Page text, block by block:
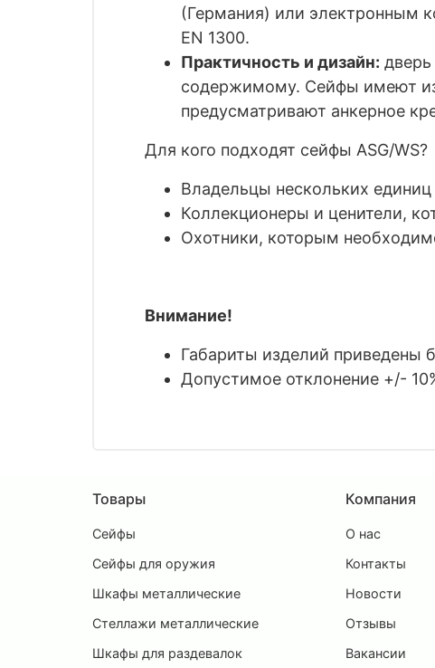
(Германия) или электронным
EN 1300.
Практичность и дизайн:
содержимому. Сейфы имеют
предусматривают анкерное
Для кого подходят сейфы ASG/WS?
Владельцы нескольких
Коллекционеры и ценители,
Охотники, которым
Внимание!
Габариты изделий приведены
Допустимое отклонение +/-
Товары
Сейфы
Сейфы для оружия
Шкафы металлические
Стеллажи металлические
Шкафы для раздевалок
Компания
О нас
Контакты
Новости
Отзывы
Вакансии